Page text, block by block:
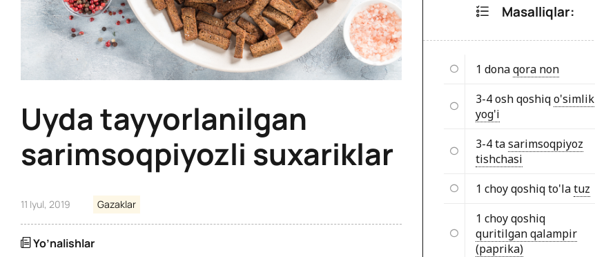
Uyda tayyorlanilgan
sarimsoqpiyozli suxariklar
11 Iyul, 2019 Gazaklar
Yo’nalishlar
Masalliqlar:
1 donaqora non
3-4 osh qoshiqo'simlik
yog'i
3-4 tasarimsoqpiyoz
tishchasi
1 choy qoshiq to'latuz
1 choy qoshiq
quritilgan qalampir
(paprika)